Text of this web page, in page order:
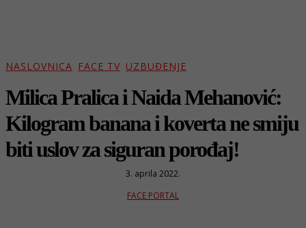
NASLOVNICA FACE TV UZBUĐENJE
Milica Pralica i Naida Mehanović:
Kilogram banana i koverta ne smiju
biti uslov za siguran porođaj!
3. aprila 2022.
FACE PORTAL